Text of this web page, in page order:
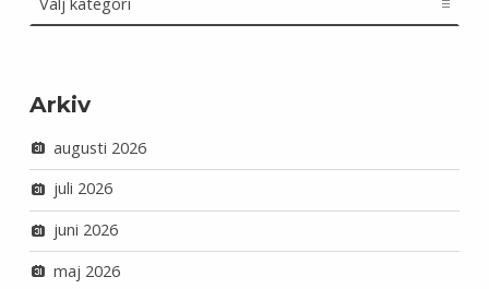
Arkiv
augusti 2026
juli 2026
juni 2026
maj 2026